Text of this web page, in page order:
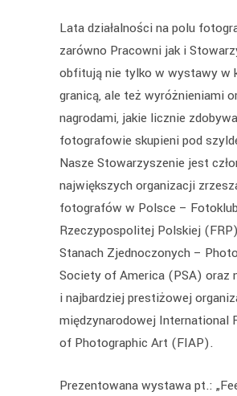
Lata działalności na polu
zarówno Pracowni jak i
obfitują nie tylko w wystawy w
granicą, ale też wyróżnieniami
nagrodami, jakie licznie
fotografowie skupieni pod
Nasze Stowarzyszenie jest
największych organizacji
fotografów w Polsce –
Rzeczypospolitej Polskiej
Stanach Zjednoczonych –
Society of America (PSA) oraz
i najbardziej prestiżowej
międzynarodowej International
of Photographic Art (FIAP).
Prezentowana wystawa pt.: